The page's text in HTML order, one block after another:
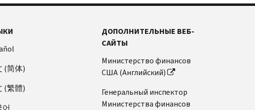
(简体)
(繁體)
어
ДОПОЛНИТЕЛЬНЫЕ ВЕБ-
САЙТЫ
Министерство финансов
США (Английский)
Генеральный инспектор
Министерства финансов